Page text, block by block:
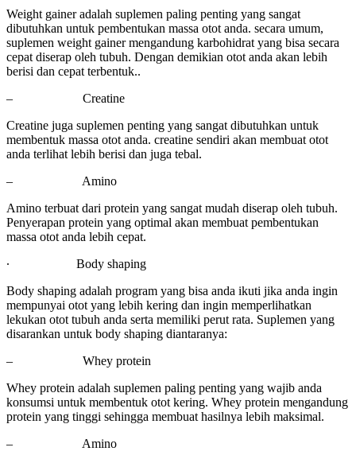
Weight gainer adalah suplemen paling penting yang sangat
dibutuhkan untuk pembentukan massa otot anda. secara umum,
suplemen weight gainer mengandung karbohidrat yang bisa secara
cepat diserap oleh tubuh. Dengan demikian otot anda akan lebih
berisi dan cepat terbentuk..
–
Creatine
Creatine juga suplemen penting yang sangat dibutuhkan untuk
membentuk massa otot anda. creatine sendiri akan membuat otot
anda terlihat lebih berisi dan juga tebal.
–
Amino
Amino terbuat dari protein yang sangat mudah diserap oleh tubuh.
Penyerapan protein yang optimal akan membuat pembentukan
massa otot anda lebih cepat.
∙
Body shaping
Body shaping adalah program yang bisa anda ikuti jika anda ingin
mempunyai otot yang lebih kering dan ingin memperlihatkan
lekukan otot tubuh anda serta memiliki perut rata. Suplemen yang
disarankan untuk body shaping diantaranya:
–
Whey protein
Whey protein adalah suplemen paling penting yang wajib anda
konsumsi untuk membentuk otot kering. Whey protein mengandung
protein yang tinggi sehingga membuat hasilnya lebih maksimal.
–
Amino